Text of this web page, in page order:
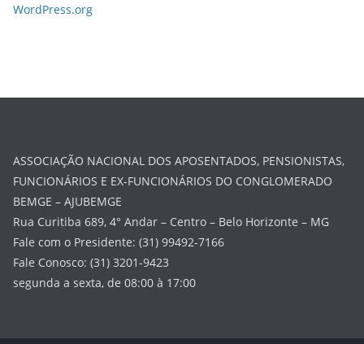
WordPress.org
ASSOCIAÇÃO NACIONAL DOS APOSENTADOS, PENSIONISTAS,
FUNCIONÁRIOS E EX-FUNCIONÁRIOS DO CONGLOMERADO
BEMGE – AJUBEMGE
Rua Curitiba 689, 4° Andar – Centro – Belo Horizonte – MG
Fale com o Presidente: (31) 99492-7166
Fale Conosco: (31) 3201-9423
segunda a sexta, de 08:00 à 17:00